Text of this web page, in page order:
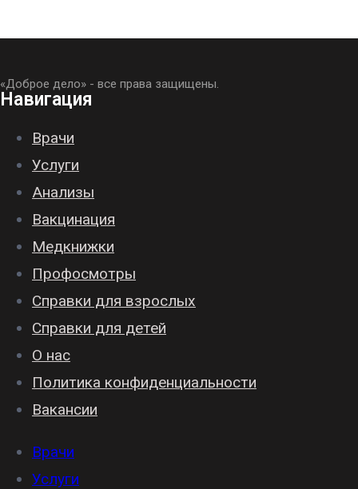
«Доброе дело» - все права защищены.
Навигация
Врачи
Услуги
Анализы
Вакцинация
Медкнижки
Профосмотры
Справки для взрослых
Справки для детей
О нас
Политика конфиденциальности
Вакансии
Врачи
Услуги